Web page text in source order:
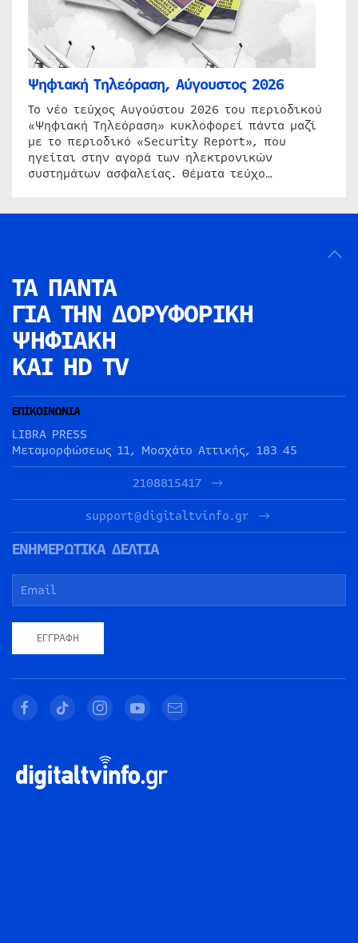
Ψηφιακή Τηλεόραση, Αύγουστος 2026
Το νέο τεύχος Αυγούστου 2026 του περιοδικού
«Ψηφιακή Τηλεόραση» κυκλοφορεί πάντα μαζί
με το περιοδικό «Security Report», που
ηγείται στην αγορά των ηλεκτρονικών
συστημάτων ασφαλείας. Θέματα τεύχο…
ΤΑ ΠΑΝΤΑ
ΓΙΑ ΤΗΝ ΔΟΡΥΦΟΡΙΚΗ
ΨΗΦΙΑΚΗ
ΚΑΙ HD TV
ΕΠΙΚΟΙΝΩΝΙΑ
LIBRA PRESS
Μεταμορφώσεως 11, Μοσχάτο Αττικής, 183 45
2108815417
support@digitaltvinfo.gr
ΕΝΗΜΕΡΩΤΙΚΑ ΔΕΛΤΙΑ
ΕΓΓΡΑΦΉ